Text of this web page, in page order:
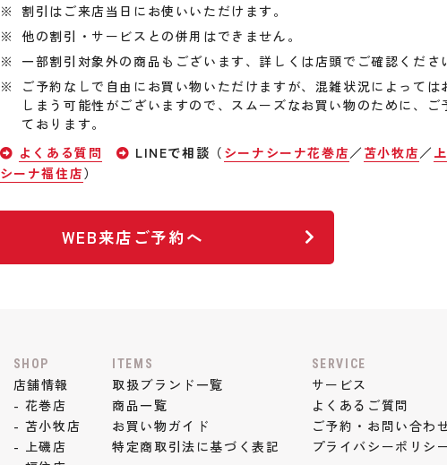
割引はご来店当日にお使いいただけます。
他の割引・サービスとの併用はできません。
一部割引対象外の商品もございます、詳しくは店頭でご確認くださ
ご予約なしで自由にお買い物いただけますが、混雑状況によっては
しまう可能性がございますので、スムーズなお買い物のために、ご
ております。
よくある質問
LINEで相談（ シーナシーナ花巻店 ／ 苫小牧店 ／
シーナ福住店）
WEB来店ご予約へ
SHOP
店舗情報
- 花巻店
- 苫小牧店
- 上磯店
ITEMS
取扱ブランド一覧
商品一覧
お買い物ガイド
特定商取引法に基づく表記
SERVICE
サービス
よくあるご質問
ご予約・お問い合わ
プライバシーポリシ